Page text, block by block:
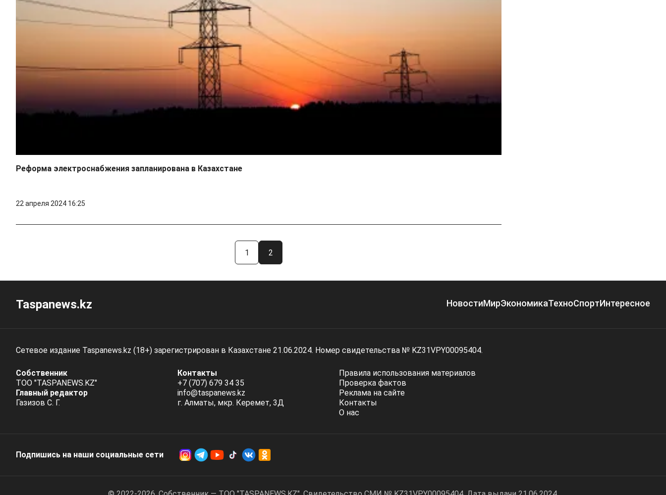
Реформа электроснабжения запланирована в Казахстане
22 апреля 2024 16:25
1 2
Taspanews.kz НовостиМирЭкономикаТехноСпортИнтересное
Сетевое издание Taspanews.kz (18+) зарегистрирован в Казахстане 21.06.2024. Номер свидетельства № KZ31VPY00095404.
Собственник
ТОО "TASPANEWS.KZ"
Главный редактор
Газизов С. Г.
Контакты
+7 (707) 679 34 35
info@taspanews.kz
г. Алматы, мкр. Керемет, 3Д
Правила использования материалов
Проверка фактов
Реклама на сайте
Контакты
О нас
Подпишись на наши социальные cети